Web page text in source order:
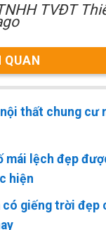
TVĐT
thất chung cư
mái lệch đẹp
hiện
có giếng trời đẹp